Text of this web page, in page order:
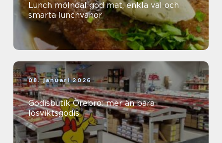
Lunch mölndal god mat, enkla val och
smarta lunchvanor
08. januari 2026
Godisbutik Örebro: mer än bara
lösviktsgodis